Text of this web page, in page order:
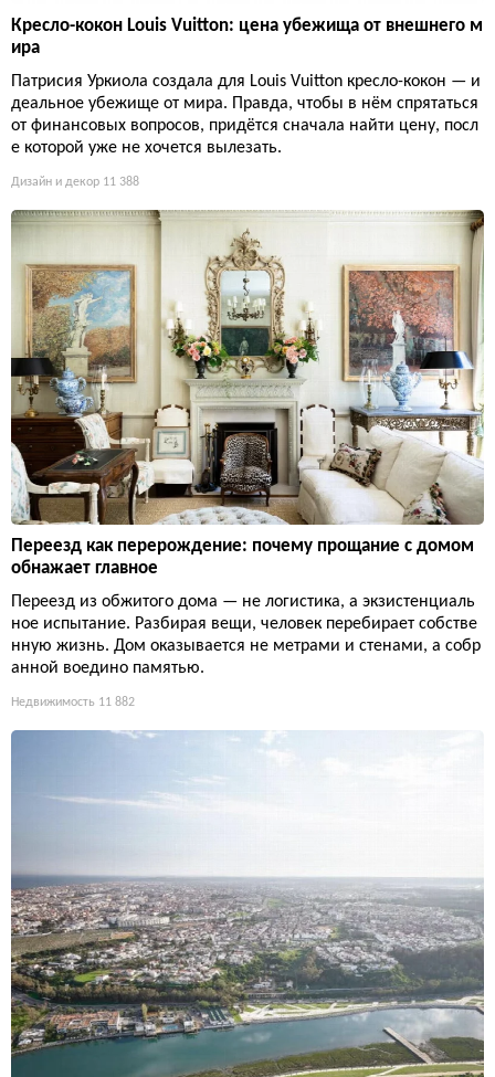
Кресло-кокон Louis Vuitton: цена убежища от внешнего м
ира
Патрисия Уркиола создала для Louis Vuitton кресло-кокон — и
деальное убежище от мира. Правда, чтобы в нём спрятаться
от финансовых вопросов, придётся сначала найти цену, посл
е которой уже не хочется вылезать.
Дизайн и декор 11 388
Переезд как перерождение: почему прощание с домом
обнажает главное
Переезд из обжитого дома — не логистика, а экзистенциаль
ное испытание. Разбирая вещи, человек перебирает собстве
нную жизнь. Дом оказывается не метрами и стенами, а собр
анной воедино памятью.
Недвижимость 11 882